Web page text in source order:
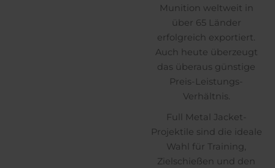
Munition weltweit in
über 65 Länder
erfolgreich exportiert.
Auch heute überzeugt
das überaus günstige
Preis-Leistungs-
Verhältnis.
Full Metal Jacket-
Projektile sind die ideale
Wahl für Training,
Zielschießen und den